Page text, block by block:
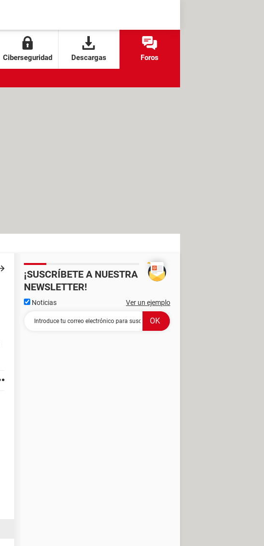
Ciberseguridad Descargas Foros
¡SUSCRÍBETE A NUESTRA
NEWSLETTER!
Noticias Ver un ejemplo